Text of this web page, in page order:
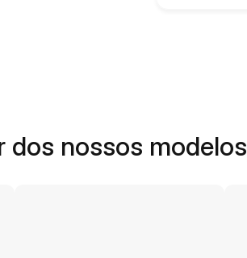
dos nossos modelos